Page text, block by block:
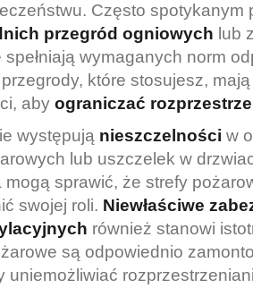
Często spotykanym
przegród ogniowych lub
spełniają wymaganych norm
które stosujesz,
aby ograniczać
występują nieszczelności w
lub uszczelek w
mogą sprawić, że strefy
swojej roli. Niewłaściwe
również stanowi
są odpowiednio
uniemożliwiać